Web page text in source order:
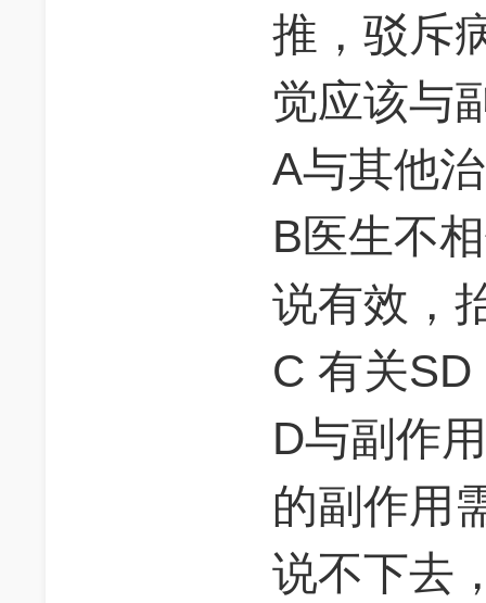
推，驳斥
觉应该与
A与其他
B医生不
说有效，
C 有关
D与副作
的副作用
说不下去